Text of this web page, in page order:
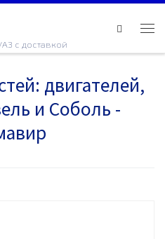
с доставкой
двигателей,
и Соболь -